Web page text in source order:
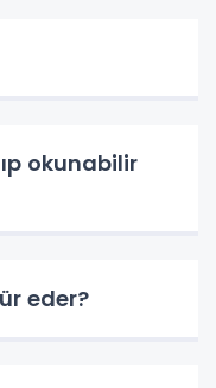
okunabilir
eder?